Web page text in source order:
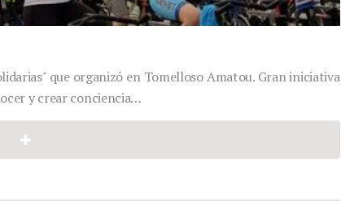
que organizó en Tomelloso Amatou. Gran iniciativa
y crear conciencia…